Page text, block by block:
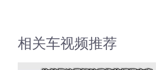
相关车视频推荐